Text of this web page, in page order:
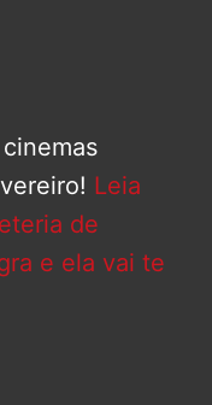
Leia
de
e ela vai te